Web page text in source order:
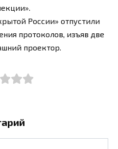
России» отпустили
протоколов, изъяв две
проектор.